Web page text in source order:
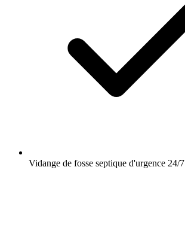
Vidange de fosse septique d'urgence 24/7